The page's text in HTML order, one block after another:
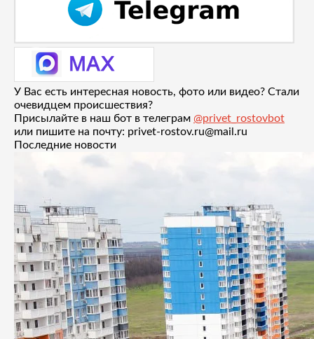
У Вас есть интересная новость, фото или видео? Стали
очевидцем происшествия?
Присылайте в наш бот в телеграм @privet_rostovbot
или пишите на почту: privet-rostov.ru@mail.ru
Последние новости